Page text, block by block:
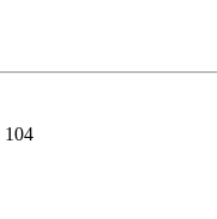
104